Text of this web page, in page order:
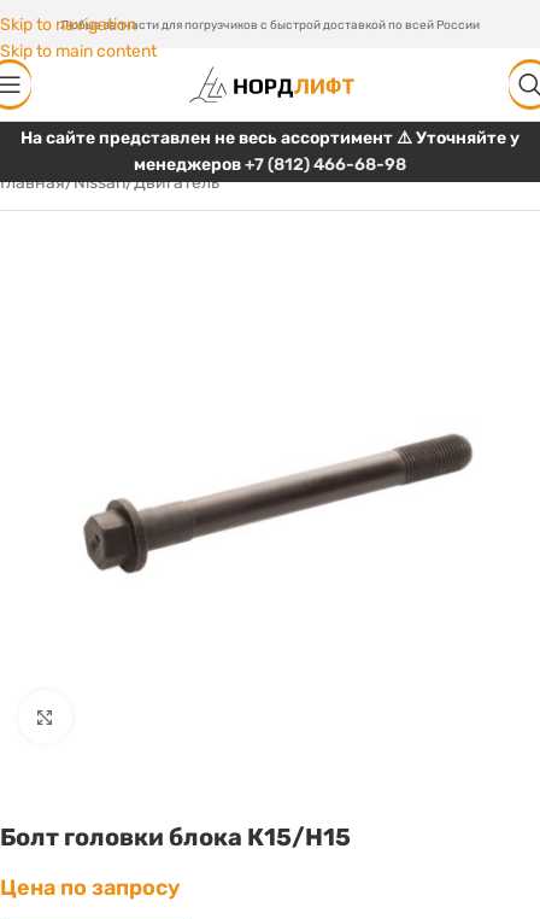
Skip to navigation
Skip to main content
Любые запчасти для погрузчиков с быстрой доставкой по всей России
На сайте представлен не весь ассортимент ⚠️ Уточняйте у
менеджеров+7 (812) 466-68-98
Главная/Nissan/Двигатель
Болт головки блока К15/H15
Цена по запросу